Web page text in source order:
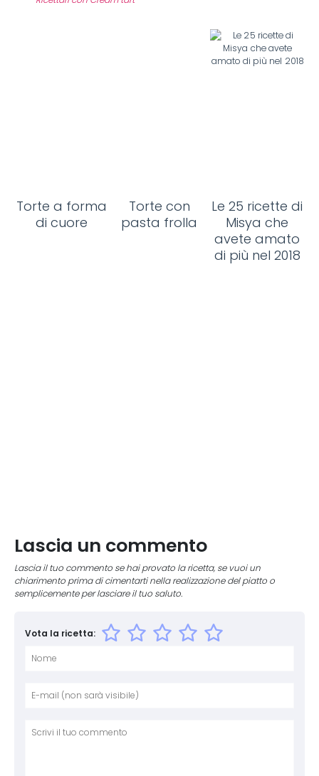
Torte a forma
di cuore
Torte con
pasta frolla
Le 25 ricette di
Misya che
avete amato
di più nel 2018
Lascia un commento
Lascia il tuo commento se hai provato la ricetta, se vuoi un
chiarimento prima di cimentarti nella realizzazione del piatto o
semplicemente per lasciare il tuo saluto.
Vota la ricetta: